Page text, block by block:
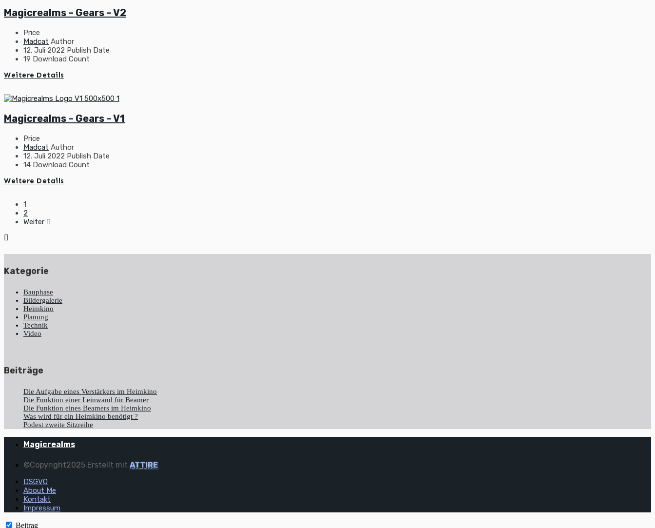
Magicrealms – Gears – V2
Price
Madcat Author
12. Juli 2022 Publish Date
19 Download Count
Weitere Details
Magicrealms – Gears – V1
Price
Madcat Author
12. Juli 2022 Publish Date
14 Download Count
Weitere Details
Beitragsnavigation
1
2
Weiter
Kategorie
Bauphase
Bildergalerie
Heimkino
Planung
Technik
Video
Beiträge
Die Aufgabe eines Verstärkers im Heimkino
Die Funktion einer Leinwand für Beamer
Die Funktion eines Beamers im Heimkino
Was wird für ein Heimkino benötigt ?
Podest zweite Sitzreihe
Magicrealms
©Copyright2025.Erstellt mit ATTIRE
DSGVO
About Me
Kontakt
Impressum
Beitrag